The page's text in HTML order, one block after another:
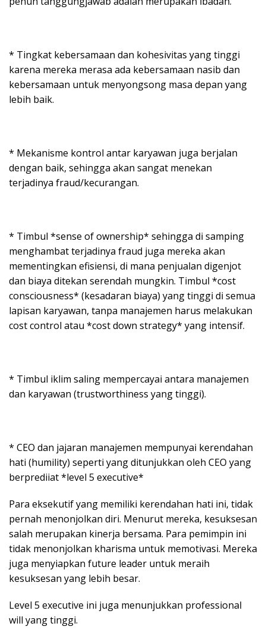
* Tingkat kebersamaan dan kohesivitas yang tinggi
karena mereka merasa ada kebersamaan nasib dan
kebersamaan untuk menyongsong masa depan yang
lebih baik.
* Mekanisme kontrol antar karyawan juga berjalan
dengan baik, sehingga akan sangat menekan
terjadinya fraud/kecurangan.
* Timbul *sense of ownership* sehingga di samping
menghambat terjadinya fraud juga mereka akan
mementingkan efisiensi, di mana penjualan digenjot
dan biaya ditekan serendah mungkin. Timbul *cost
consciousness* (kesadaran biaya) yang tinggi di semua
lapisan karyawan, tanpa manajemen harus melakukan
cost control atau *cost down strategy* yang intensif.
* Timbul iklim saling mempercayai antara manajemen
dan karyawan (trustworthiness yang tinggi).
* CEO dan jajaran manajemen mempunyai kerendahan
hati (humility) seperti yang ditunjukkan oleh CEO yang
berprediiat *level 5 executive*
Para eksekutif yang memiliki kerendahan hati ini, tidak
pernah menonjolkan diri. Menurut mereka, kesuksesan
salah merupakan kinerja bersama. Para pemimpin ini
tidak menonjolkan kharisma untuk memotivasi. Mereka
juga menyiapkan future leader untuk meraih
kesuksesan yang lebih besar.
Level 5 executive ini juga menunjukkan professional
will yang tinggi.